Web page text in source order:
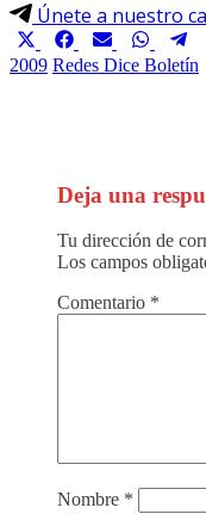
Únete a nuestro
Compartir
en
Compartir
en
Compartir
en en en
2009 Redes Dice Boletín
Deja una
Tu dirección de
Los campos
Comentario *
Nombre *